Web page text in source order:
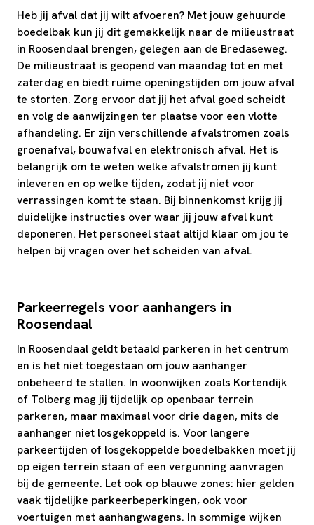
Heb jij afval dat jij wilt afvoeren? Met jouw gehuurde
boedelbak kun jij dit gemakkelijk naar de milieustraat
in Roosendaal brengen, gelegen aan de Bredaseweg.
De milieustraat is geopend van maandag tot en met
zaterdag en biedt ruime openingstijden om jouw afval
te storten. Zorg ervoor dat jij het afval goed scheidt
en volg de aanwijzingen ter plaatse voor een vlotte
afhandeling. Er zijn verschillende afvalstromen zoals
groenafval, bouwafval en elektronisch afval. Het is
belangrijk om te weten welke afvalstromen jij kunt
inleveren en op welke tijden, zodat jij niet voor
verrassingen komt te staan. Bij binnenkomst krijg jij
duidelijke instructies over waar jij jouw afval kunt
deponeren. Het personeel staat altijd klaar om jou te
helpen bij vragen over het scheiden van afval.
Parkeerregels voor aanhangers in
Roosendaal
In Roosendaal geldt betaald parkeren in het centrum
en is het niet toegestaan om jouw aanhanger
onbeheerd te stallen. In woonwijken zoals Kortendijk
of Tolberg mag jij tijdelijk op openbaar terrein
parkeren, maar maximaal voor drie dagen, mits de
aanhanger niet losgekoppeld is. Voor langere
parkeertijden of losgekoppelde boedelbakken moet jij
op eigen terrein staan of een vergunning aanvragen
bij de gemeente. Let ook op blauwe zones: hier gelden
vaak tijdelijke parkeerbeperkingen, ook voor
voertuigen met aanhangwagens. In sommige wijken